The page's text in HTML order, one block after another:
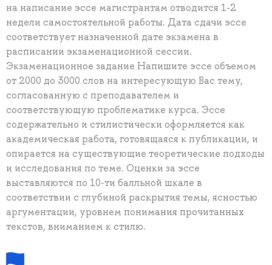
на написание эссе магистрантам отводится 1-2
недели самостоятельной работы. Дата сдачи эссе
соответствует назначенной дате экзамена в
расписании экзаменационной сессии.
Экзаменационное задание Напишите эссе объемом
от 2000 до 3000 слов на интересующую Вас тему,
согласованную с преподавателем и
соответствующую проблематике курса. Эссе
содержательно и стилистически оформляется как
академическая работа, готовящаяся к публикации, и
опирается на существующие теоретические подходы
и исследования по теме. Оценки за эссе
выставляются по 10-ти балльной шкале в
соответствии с глубиной раскрытия темы, ясностью
аргументации, уровнем понимания прочитанных
текстов, вниманием к стилю.